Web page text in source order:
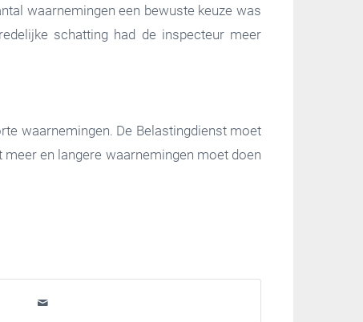
waarnemingen een bewuste keuze was
schatting had de inspecteur meer
waarnemingen. De Belastingdienst moet
en langere waarnemingen moet doen